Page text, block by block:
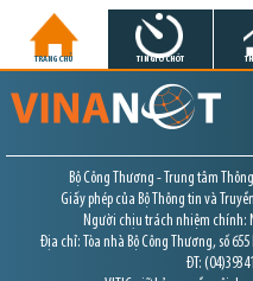
TRANG CHỦ TIN GIỜ CHÓT
Bộ Công Thương - Trung tâm
Giấy phép của Bộ Thông tin và
Người chịu trách nhiệm chính:
Địa chỉ: Tòa nhà Bộ Công Thương, số
ĐT: